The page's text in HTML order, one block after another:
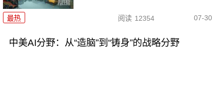
最热 阅读 12354 07-30
中美AI分野：从“造脑”到“铸身”的战略分野